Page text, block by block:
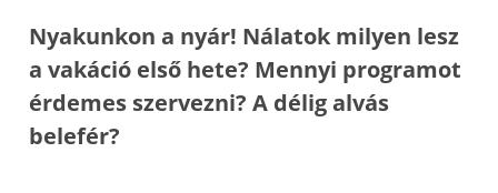
Nyakunkon a nyár! Nálatok milyen lesz
a vakáció első hete? Mennyi programot
érdemes szervezni? A délig alvás
belefér?